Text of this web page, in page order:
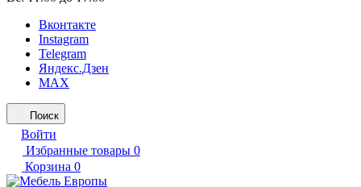
Вконтакте
Instagram
Telegram
Яндекс.Дзен
MAX
Поиск
Войти
Избранные товары 0
Корзина 0